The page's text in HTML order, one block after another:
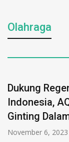
Olahraga
Dukung
Indonesia,
Ginting
November 6, 2023